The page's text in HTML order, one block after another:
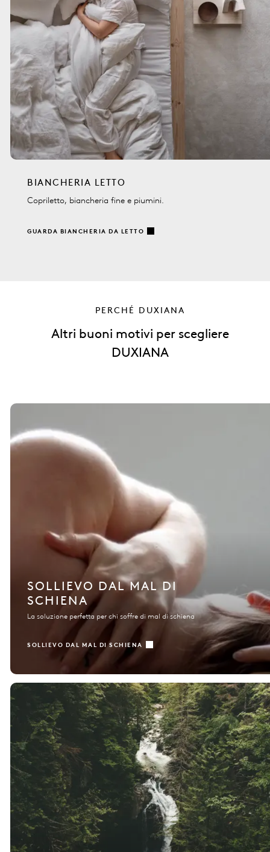
BIANCHERIA LETTO
Copriletto, biancheria fine e piumini.
GUARDA BIANCHERIA DA LETTO
PERCHÉ DUXIANA
Altri buoni motivi per scegliere
DUXIANA
SOLLIEVO DAL MAL DI
SCHIENA
La soluzione perfetta per chi soffre di mal di schiena
SOLLIEVO DAL MAL DI SCHIENA